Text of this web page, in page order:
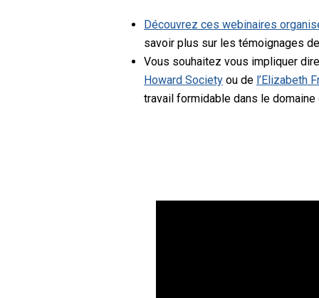
Découvrez ces webinaires
savoir plus sur les témoignages
Vous souhaitez vous impliquer
Howard Society ou de l’Elizabeth
travail formidable dans le domaine